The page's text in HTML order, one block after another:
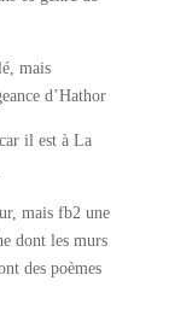
mais
d’Hathor
il est à La
mais fb2 une
dont les murs
des poèmes